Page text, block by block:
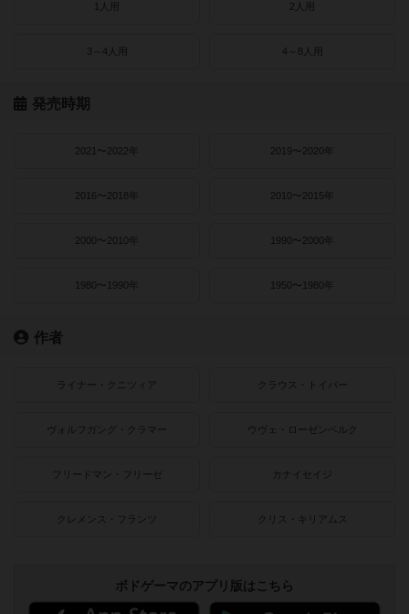
1人用 2人用
3～4人用 4～8人用
発売時期
2021〜2022年 2019〜2020年
2016〜2018年 2010〜2015年
2000〜2010年 1990〜2000年
1980〜1990年 1950〜1980年
作者
ライナー・クニツィア クラウス・トイバー
ヴォルフガング・クラマー ウヴェ・ローゼンベルク
フリードマン・フリーゼ カナイセイジ
クレメンス・フランツ クリス・キリアムス
ボドゲーマのアプリ版はこちら